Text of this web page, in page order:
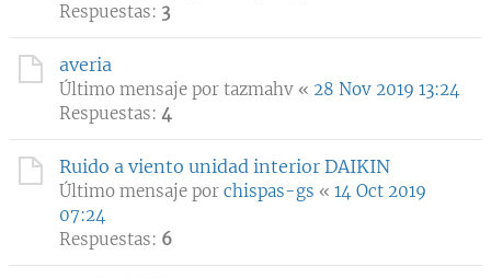
Respuestas: 3
averia
Último mensaje por tazmahv « 28 Nov 2019 13:24
Respuestas: 4
Ruido a viento unidad interior DAIKIN
Último mensaje por chispas-gs « 14 Oct 2019
07:24
Respuestas: 6